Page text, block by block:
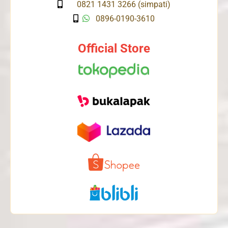
0821 1431 3266 (simpati)
0896-0190-3610
Official Store